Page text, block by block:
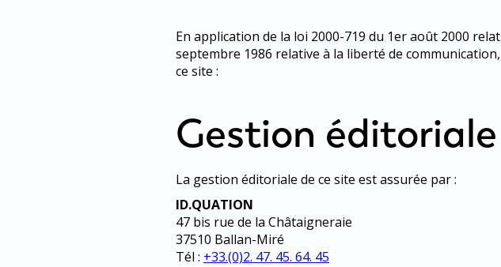
En application de la loi 2000-719 du 1er août 2000
septembre 1986 relative à la liberté de
ce site :
Gestion éditoriale
La gestion éditoriale de ce site est assurée par :
ID.QUATION
47 bis rue de la Châtaigneraie
37510 Ballan-Miré
Tél : +33.(0)2. 47. 45. 64. 45